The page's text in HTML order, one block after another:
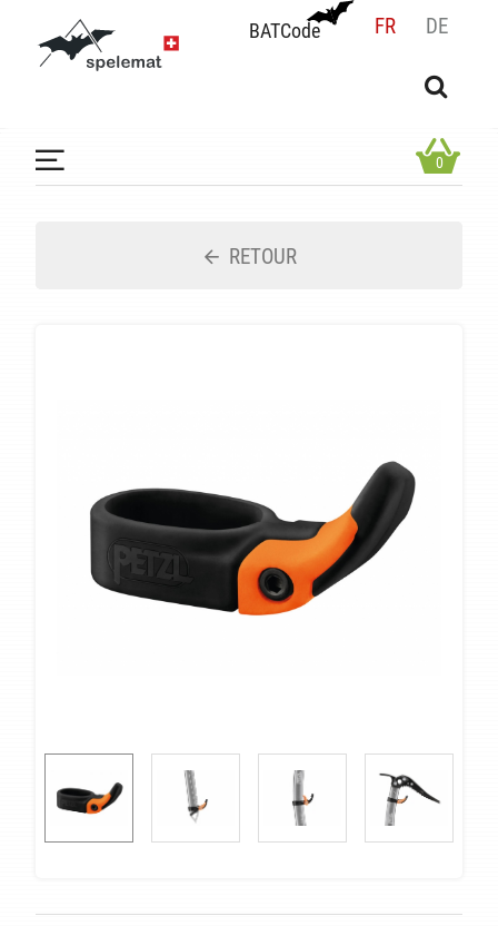
BATCode FR DE
BATCode
OK
0
RETOUR